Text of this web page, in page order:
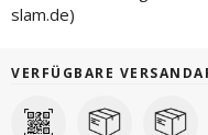
slam.de)
VERFÜGBARE